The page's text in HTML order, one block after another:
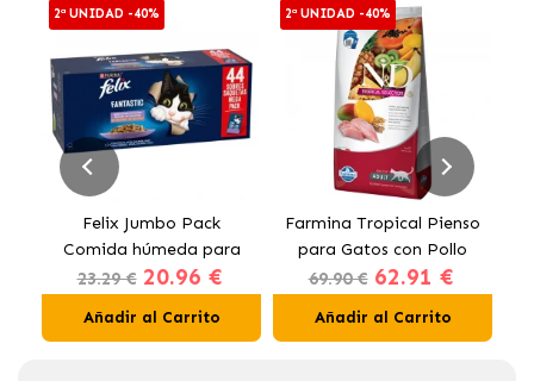
2ª UNIDAD -40%
Felix Jumbo Pack
Comida húmeda para
Gatos en Gelatina Buey,
23.29 € 20.96 €
Añadir al Carrito
2ª UNIDAD -40%
Farmina Tropical Pienso
para Gatos con Pollo
69.90 € 62.91 €
Añadir al Carrito